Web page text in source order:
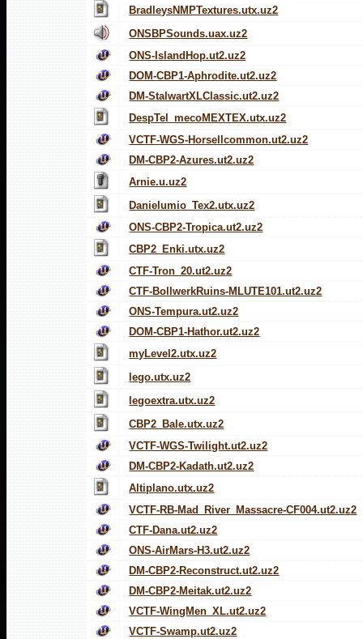
BradleysNMPTextures.utx.uz2
ONSBPSounds.uax.uz2
ONS-IslandHop.ut2.uz2
DOM-CBP1-Aphrodite.ut2.uz2
DM-StalwartXLClassic.ut2.uz2
DespTel_mecoMEXTEX.utx.uz2
VCTF-WGS-Horsellcommon.ut2.uz2
DM-CBP2-Azures.ut2.uz2
Arnie.u.uz2
Danielumio_Tex2.utx.uz2
ONS-CBP2-Tropica.ut2.uz2
CBP2_Enki.utx.uz2
CTF-Tron_20.ut2.uz2
CTF-BollwerkRuins-MLUTE101.ut2.uz2
ONS-Tempura.ut2.uz2
DOM-CBP1-Hathor.ut2.uz2
myLevel2.utx.uz2
lego.utx.uz2
legoextra.utx.uz2
CBP2_Bale.utx.uz2
VCTF-WGS-Twilight.ut2.uz2
DM-CBP2-Kadath.ut2.uz2
Altiplano.utx.uz2
VCTF-RB-Mad_River_Massacre-CF004.ut2.uz2
CTF-Dana.ut2.uz2
ONS-AirMars-H3.ut2.uz2
DM-CBP2-Reconstruct.ut2.uz2
DM-CBP2-Meitak.ut2.uz2
VCTF-WingMen_XL.ut2.uz2
VCTF-Swamp.ut2.uz2